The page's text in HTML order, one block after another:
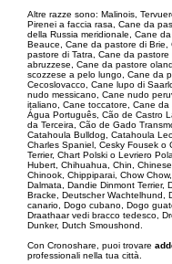
Altre razze sono: Malinois,
Pirenei a faccia rasa, Cane da
della Russia meridionale, Cane
Beauce, Cane da pastore di
pastore di Tatra, Cane da
abruzzese, Cane da pastore
scozzese a pelo lungo, Cane da
Cecoslovacco, Cane lupo di
nudo messicano, Cane nudo
italiano, Cane toccatore, Cane
Água Português, Cão de Castro
da Terceira, Cão de Gado
Catahoula Bulldog, Catahoula
Charles Spaniel, Cesky Fousek o
Terrier, Chart Polski o Levriero
Hubert, Chihuahua, Chin,
Chinook, Chippiparai, Chow
Dalmata, Dandie Dinmont Terrier,
Bracke, Deutscher Wachtelhund,
canario, Dogo cubano, Dogo
Draathaar vedi bracco tedesco,
Dunker, Dutch Smoushond.
Con Cronoshare, puoi trovare
professionali nella tua città.